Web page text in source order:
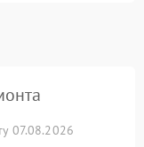
07.08.2026